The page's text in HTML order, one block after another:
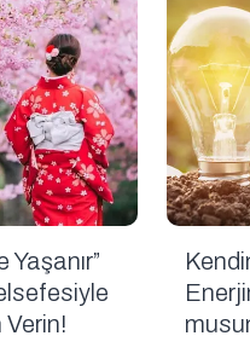
Yaşanır”
Verin!